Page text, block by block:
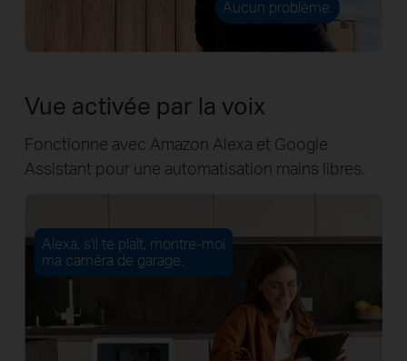
Aucun problème.
Alexa, s'il te plaît, montre-moi
ma caméra de garage.
Vue activée par la voix
Fonctionne avec Amazon Alexa et Google
Assistant pour une automatisation mains libres.